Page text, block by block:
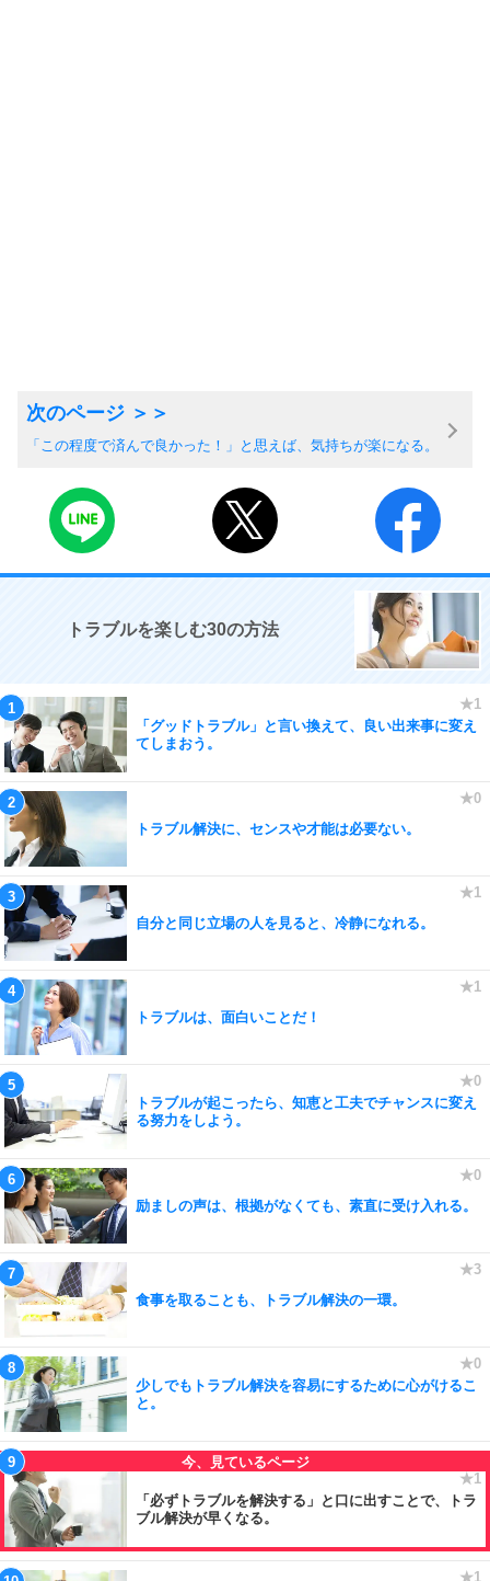
「この程度で済んで良かった！」と思えば、気持ちが楽になる。
トラブルを楽しむ30の方法
「グッドトラブル」と言い換えて、良い出来事に変え
てしまおう。
トラブル解決に、センスや才能は必要ない。
自分と同じ立場の人を見ると、冷静になれる。
トラブルは、面白いことだ！
トラブルが起こったら、知恵と工夫でチャンスに変え
る努力をしよう。
励ましの声は、根拠がなくても、素直に受け入れる。
食事を取ることも、トラブル解決の一環。
少しでもトラブル解決を容易にするために心がけるこ
と。
「必ずトラブルを解決する」と口に出すことで、トラ
ブル解決が早くなる。